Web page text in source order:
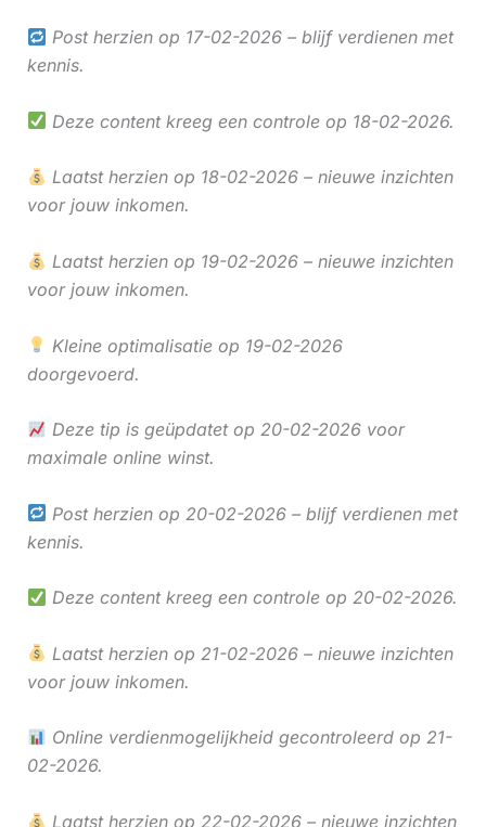
Post herzien op 17-02-2026 – blijf verdienen met
kennis.
Deze content kreeg een controle op 18-02-2026.
Laatst herzien op 18-02-2026 – nieuwe inzichten
voor jouw inkomen.
Laatst herzien op 19-02-2026 – nieuwe inzichten
voor jouw inkomen.
Kleine optimalisatie op 19-02-2026
doorgevoerd.
Deze tip is geüpdatet op 20-02-2026 voor
maximale online winst.
Post herzien op 20-02-2026 – blijf verdienen met
kennis.
Deze content kreeg een controle op 20-02-2026.
Laatst herzien op 21-02-2026 – nieuwe inzichten
voor jouw inkomen.
Online verdienmogelijkheid gecontroleerd op 21-
02-2026.
Laatst herzien op 22-02-2026 – nieuwe inzichten